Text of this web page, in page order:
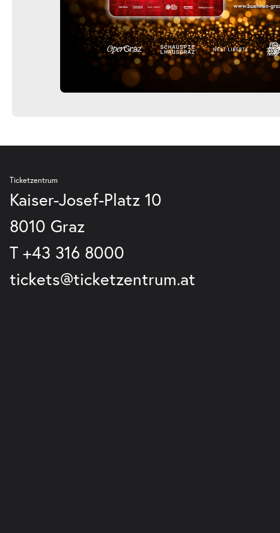
Ticketzentrum
Kaiser-Josef-Platz 10
8010 Graz
T +43 316 8000
tickets@ticketzentrum.at